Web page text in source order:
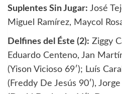
Suplentes Sin Jugar: José
Miguel Ramírez, Maycol
Delfines del Éste (2): Ziggy
Eduardo Centeno, Jan
(Yison Vicioso 69′); Luís
(Freddy De Jesús 90′),